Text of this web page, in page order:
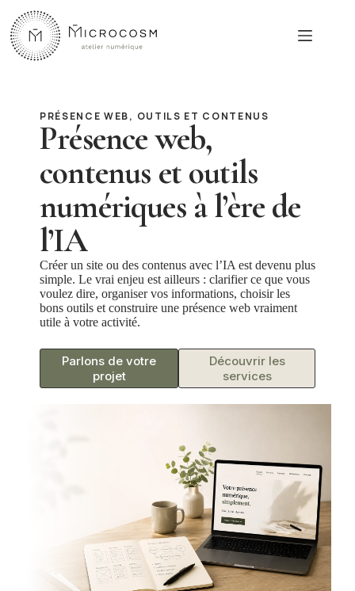
contenu
PRÉSENCE WEB, OUTILS ET CONTENUS
Présence web,
contenus et outils
numériques à l’ère de
l’IA
Créer un site ou des contenus avec l’IA est devenu plus
simple. Le vrai enjeu est ailleurs : clarifier ce que vous
voulez dire, organiser vos informations, choisir les
bons outils et construire une présence web vraiment
utile à votre activité.
Parlons de votre
projet
Découvrir les
services